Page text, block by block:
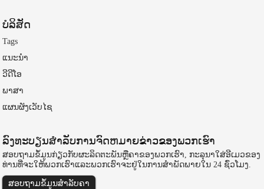
ບໍລິສັດ
Tags
ແນະນໍາ
ວີດີໂອ
ພາສາ
ແຜນຜັງເວັບໄຊ
ລົງທະບຽນສໍາລັບການຈົດຫມາຍຂ່າວຂອງພວກເຮົາ
ສອບຖາມຂໍ້ມູນກ່ຽວກັບຜະລິດຕະພັນຫຼືຄາຂອງພວກເຮົາ, ກະລຸນາໃສ່ອີເມວຂອງ
ທ່ານທີ່ຈະໃຫ້ພວກເຮົາແລະພວກເຮົາຈະຢູ່ໃນການສໍາພັດພາຍໃນ 24 ຊົ່ວໂມງ.
ສອບຖາມຂໍ້ມູນສໍາລັບຄາ